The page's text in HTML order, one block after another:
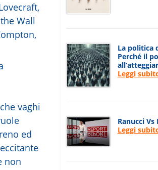
Wall
vaghi
ed
non
La politica
Perché il
Leggi
Ranucci Vs
Leggi